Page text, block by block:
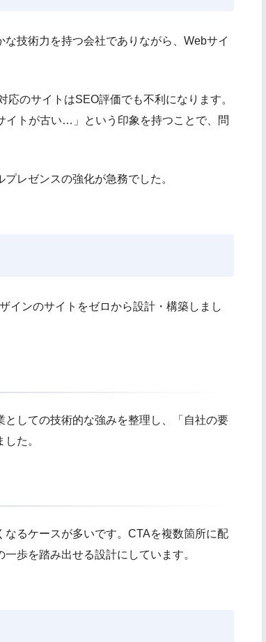
技術力を持つ会社でありながら、Webサイ
のサイトはSEO評価でも不利になります。
イトが古い…」という印象を持つことで、問
レゼンスの強化が急務でした。
インのサイトをゼロから設計・構築しまし
しての技術的な強みを整理し、「自社の要
た。
るケースが多いです。CTAを複数箇所に配
歩を踏み出せる設計にしています。